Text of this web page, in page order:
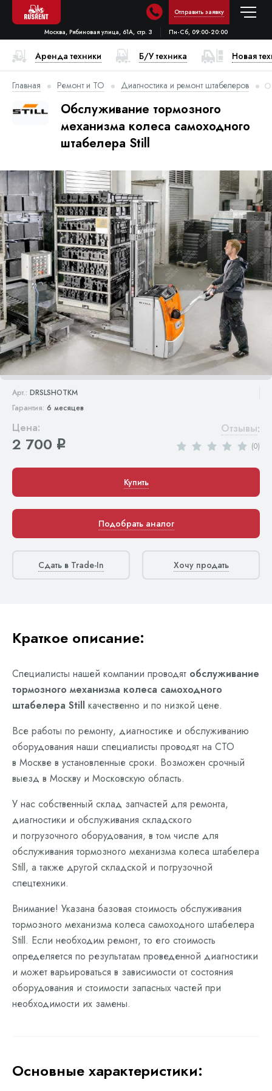
Отправить заявку
Москва, Рябиновая улица, 61А, стр. 3 Пн-Сб, 09:00-20:00
Аренда техники Б/У техника Новая
Главная Ремонт и ТО Диагностика и ремонт штабелеров
Обслуживание тормозного
механизма колеса самоходного
штабелера Still
Арт.: DRSLSHOTKM
Гарантия: 6 месяцев
Цена:
2 700 q
Отзывы:
(0)
Купить
Подобрать аналог
Сдать в Trade-In Хочу продать
Краткое описание:
Специалисты нашей компании проводят обслуживание
тормозного механизма колеса самоходного
штабелера Still качественно и по низкой цене.
Все работы по ремонту, диагностике и обслуживанию
оборудования наши специалисты проводят на СТО
в Москве в установленные сроки. Возможен срочный
выезд в Москву и Московскую область.
У нас собственный склад запчастей для ремонта,
диагностики и обслуживания складского
и погрузочного оборудования, в том числе для
обслуживания тормозного механизма колеса штабелера
Still, а также другой складской и погрузочной
спецтехники.
Внимание! Указана базовая стоимость обслуживания
тормозного механизма колеса самоходного штабелера
Still. Если необходим ремонт, то его стоимость
определяется по результатам проведенной диагностики
и может варьироваться в зависимости от состояния
оборудования и стоимости запасных частей при
необходимости их замены.
Основные характеристики: